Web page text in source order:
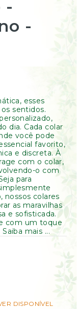
-
-
esses
sentidos.
dia. Cada colar
você pode
favorito,
e discreta. À
com o colar,
o com
para
nossos colares
as maravilhas
e sofisticada.
com um toque
mais ...
DISPONÍVEL